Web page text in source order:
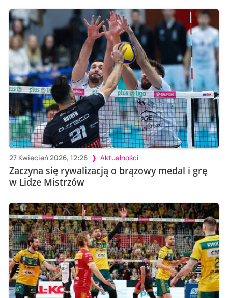
27 Kwiecień 2026, 12:26 Aktualności
Zaczyna się rywalizacją o brązowy medal i grę
w Lidze Mistrzów